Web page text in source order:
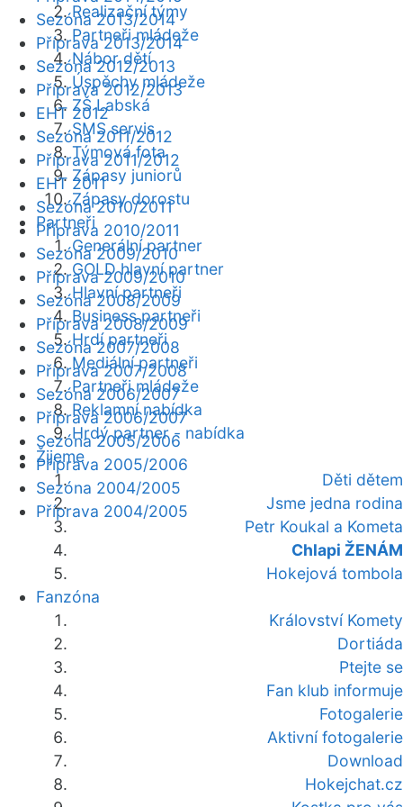
Realizační týmy
Partneři mládeže
Nábor dětí
Úspěchy mládeže
ZŠ Labská
SMS servis
Týmová fota
Zápasy juniorů
Zápasy dorostu
Partneři
Generální partner
GOLD hlavní partner
Hlavní partneři
Business partneři
Hrdí partneři
Mediální partneři
Partneři mládeže
Reklamní nabídka
Hrdý partner - nabídka
Žijeme
Děti dětem
Jsme jedna rodina
Petr Koukal a Kometa
Chlapi ŽENÁM
Hokejová tombola
Fanzóna
Království Komety
Dortiáda
Ptejte se
Fan klub informuje
Fotogalerie
Aktivní fotogalerie
Download
Hokejchat.cz
Sezóna 2013/2014
Příprava 2013/2014
Sezóna 2012/2013
Příprava 2012/2013
EHT 2012
Sezóna 2011/2012
Příprava 2011/2012
EHT 2011
Sezóna 2010/2011
Příprava 2010/2011
Sezóna 2009/2010
Příprava 2009/2010
Sezóna 2008/2009
Příprava 2008/2009
Sezóna 2007/2008
Příprava 2007/2008
Sezóna 2006/2007
Příprava 2006/2007
Sezóna 2005/2006
Příprava 2005/2006
Sezóna 2004/2005
Příprava 2004/2005